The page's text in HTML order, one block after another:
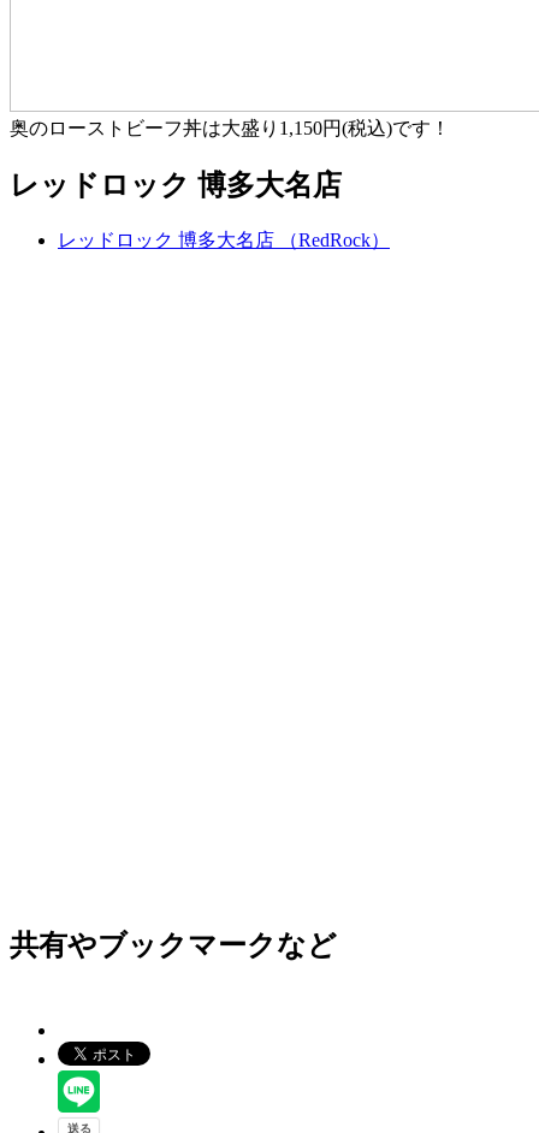
奥のローストビーフ丼は大盛り1,150円(税込)です！
レッドロック 博多大名店
レッドロック 博多大名店 （RedRock）
共有やブックマークなど